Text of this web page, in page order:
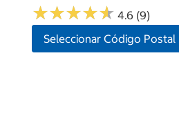
★★★★★
★★★★★ 4.6 (9)
Seleccionar Código Postal